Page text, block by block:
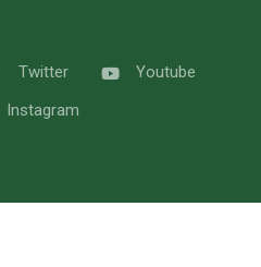
Twitter
Youtube
Instagram